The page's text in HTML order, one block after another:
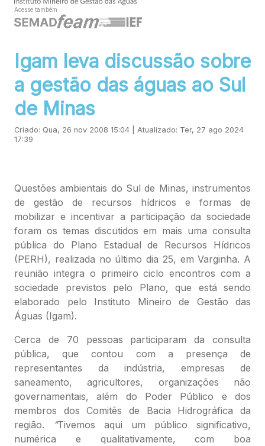
Acesse também
Igam leva discussão sobre
a gestão das águas ao Sul
de Minas
Criado: Qua, 26 nov 2008 15:04 | Atualizado: Ter, 27 ago 2024
17:39
Questões ambientais do Sul de Minas, instrumentos
de gestão de recursos hídricos e formas de
mobilizar e incentivar a participação da sociedade
foram os temas discutidos em mais uma consulta
pública do Plano Estadual de Recursos Hídricos
(PERH), realizada no último dia 25, em Varginha. A
reunião integra o primeiro ciclo encontros com a
sociedade previstos pelo Plano, que está sendo
elaborado pelo Instituto Mineiro de Gestão das
Águas (Igam).
Cerca de 70 pessoas participaram da consulta
pública, que contou com a presença de
representantes da indústria, empresas de
saneamento, agricultores, organizações não
governamentais, além do Poder Público e dos
membros dos Comitês de Bacia Hidrográfica da
região.
"Tivemos aqui um público significativo,
numérica e qualitativamente, com boa